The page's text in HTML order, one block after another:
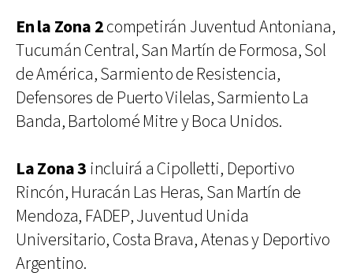
En la Zona 2competirán Juventud Antoniana,
Tucumán Central, San Martín de Formosa, Sol
de América, Sarmiento de Resistencia,
Defensores de Puerto Vilelas, Sarmiento La
Banda, Bartolomé Mitre y Boca Unidos.
La Zona 3 incluirá a Cipolletti, Deportivo
Rincón, Huracán Las Heras, San Martín de
Mendoza, FADEP, Juventud Unida
Universitario, Costa Brava, Atenas y Deportivo
Argentino.